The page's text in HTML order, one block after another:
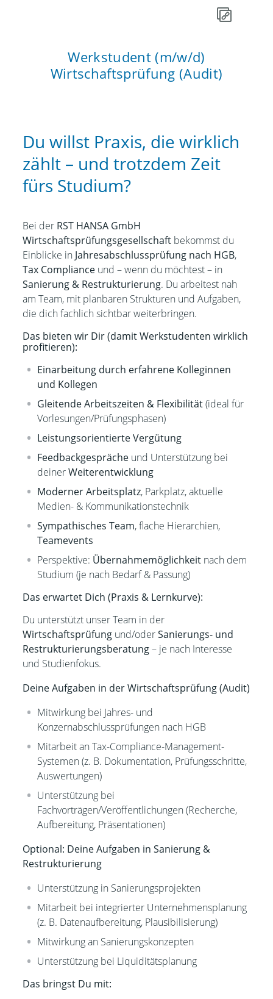
Werkstudent (m/w/d)
Wirtschaftsprüfung (Audit)
Du willst Praxis, die wirklich
zählt – und trotzdem Zeit
fürs Studium?
Bei der RST HANSA GmbH
Wirtschaftsprüfungsgesellschaft bekommst du
Einblicke in Jahresabschlussprüfung nach HGB,
Tax Compliance und – wenn du möchtest – in
Sanierung & Restrukturierung. Du arbeitest nah
am Team, mit planbaren Strukturen und Aufgaben,
die dich fachlich sichtbar weiterbringen.
Das bieten wir Dir (damit Werkstudenten wirklich
profitieren):
Einarbeitung durch erfahrene Kolleginnen
und Kollegen
Gleitende Arbeitszeiten & Flexibilität(ideal für
Vorlesungen/Prüfungsphasen)
Leistungsorientierte Vergütung
Feedbackgespräche und Unterstützung bei
deinerWeiterentwicklung
Moderner Arbeitsplatz, Parkplatz, aktuelle
Medien- & Kommunikationstechnik
Sympathisches Team, flache Hierarchien,
Teamevents
Perspektive: Übernahmemöglichkeit nach dem
Studium (je nach Bedarf & Passung)
Das erwartet Dich (Praxis & Lernkurve):
Du unterstützt unser Team in der
Wirtschaftsprüfung und/oderSanierungs- und
Restrukturierungsberatung– je nach Interesse
und Studienfokus.
Deine Aufgaben in der Wirtschaftsprüfung (Audit)
Mitwirkung bei Jahres- und
Konzernabschlussprüfungen nach HGB
Mitarbeit an Tax-Compliance-Management-
Systemen (z. B. Dokumentation, Prüfungsschritte,
Auswertungen)
Unterstützung bei
Fachvorträgen/Veröffentlichungen (Recherche,
Aufbereitung, Präsentationen)
Optional: Deine Aufgaben in Sanierung &
Restrukturierung
Unterstützung in Sanierungsprojekten
Mitarbeit bei integrierter Unternehmensplanung
(z. B. Datenaufbereitung, Plausibilisierung)
Mitwirkung an Sanierungskonzepten
Unterstützung bei Liquiditätsplanung
Das bringst Du mit: